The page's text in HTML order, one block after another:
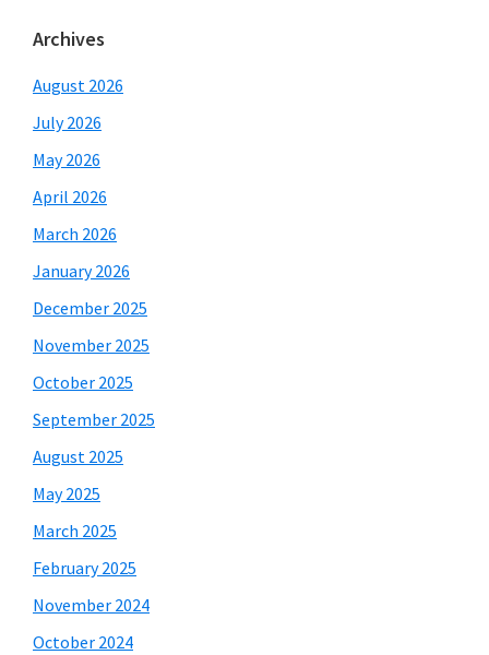
Archives
August 2026
July 2026
May 2026
April 2026
March 2026
January 2026
December 2025
November 2025
October 2025
September 2025
August 2025
May 2025
March 2025
February 2025
November 2024
October 2024